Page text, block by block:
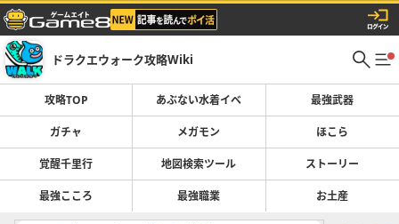
ドラクエウォーク攻略Wiki
攻略TOP あぶない水着イベ 最強武器
ガチャ メガモン ほこら
覚醒千里行 地図検索ツール ストーリー
最強こころ 最強職業 お土産